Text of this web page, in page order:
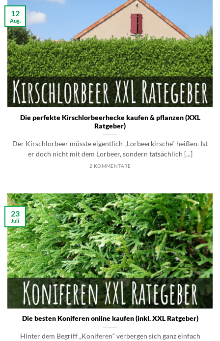
Die perfekte Kirschlorbeerhecke kaufen & pflanzen (XXL
Ratgeber)
Der Kirschlorbeer müsste eigentlich „Lorbeerkirsche“ heißen. Ist
er doch nicht mit dem Lorbeer, sondern tatsächlich [...]
2 KOMMENTARE
12
Aug.
Die besten Koniferen online kaufen (inkl. XXL Ratgeber)
Hinter dem Begriff „Koniferen“ verbergen sich ganz einfach
23
Juli